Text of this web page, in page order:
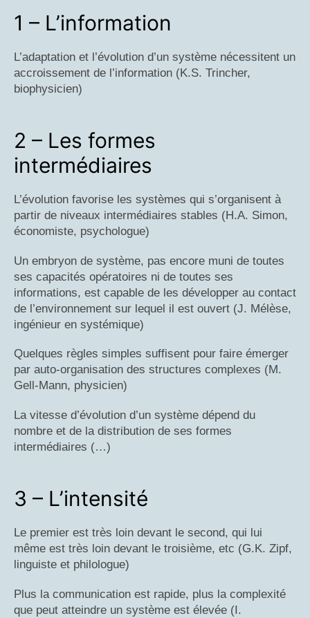
1 – L’information
L’adaptation et l’évolution d’un système nécessitent un
accroissement de l’information (K.S. Trincher,
biophysicien)
2 – Les formes
intermédiaires
L’évolution favorise les systèmes qui s’organisent à
partir de niveaux intermédiaires stables (H.A. Simon,
économiste, psychologue)
Un embryon de système, pas encore muni de toutes
ses capacités opératoires ni de toutes ses
informations, est capable de les développer au contact
de l’environnement sur lequel il est ouvert (J. Mélèse,
ingénieur en systémique)
Quelques règles simples suffisent pour faire émerger
par auto-organisation des structures complexes (M.
Gell-Mann, physicien)
La vitesse d’évolution d’un système dépend du
nombre et de la distribution de ses formes
intermédiaires (…)
3 – L’intensité
Le premier est très loin devant le second, qui lui
même est très loin devant le troisième, etc (G.K. Zipf,
linguiste et philologue)
Plus la communication est rapide, plus la complexité
que peut atteindre un système est élevée (I.